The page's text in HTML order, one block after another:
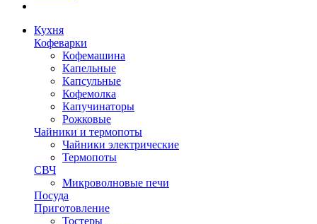
Кухня
Кофеварки
Кофемашина
Капельные
Капсульные
Кофемолка
Капучинаторы
Рожковые
Чайники и термопоты
Чайники электрические
Термопоты
СВЧ
Микроволновые печи
Посуда
Приготовление
Тостеры